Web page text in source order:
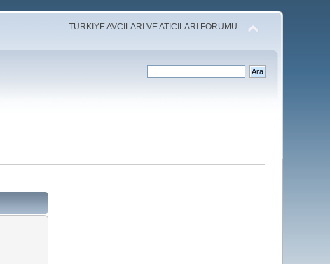
TÜRKİYE AVCILARI VE ATICILARI FORUMU